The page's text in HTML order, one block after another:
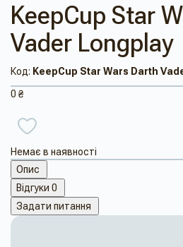
KeepCup Star
Vader Longplay
Код: KeepCup Star Wars Darth
0 ₴
Немає в наявності
Опис
Відгуки 0
Задати питання